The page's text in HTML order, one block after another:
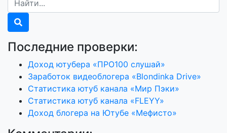
Последние проверки:
Доход ютубера «ПРО100 слушай»
Заработок видеоблогера «Blondinka Drive»
Статистика ютуб канала «Мир Пэки»
Статистика ютуб канала «FLEYY»
Доход блогера на Ютубе «Мефисто»